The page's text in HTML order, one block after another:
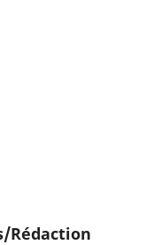
Rédaction